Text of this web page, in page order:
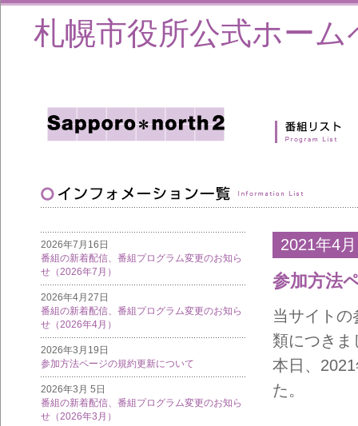
札幌市役所公式ホーム
2026年7月16日
番組の新着配信、番組プログラム変更のお知ら
せ（2026年7月）
2026年4月27日
番組の新着配信、番組プログラム変更のお知ら
せ（2026年4月）
2026年3月19日
参加方法ページの規約更新について
2026年3月 5日
番組の新着配信、番組プログラム変更のお知ら
せ（2026年3月）
2021年4
参加方法
当サイト
類につきま
本日、
た。